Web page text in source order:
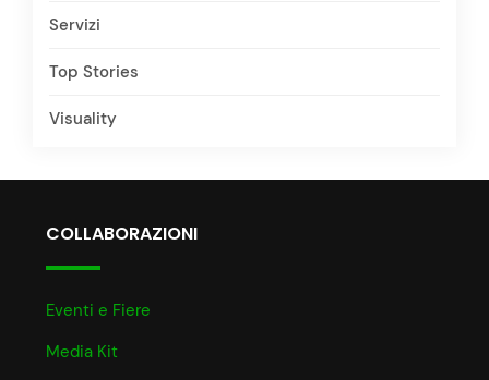
Servizi
Top Stories
Visuality
COLLABORAZIONI
Eventi e Fiere
Media Kit